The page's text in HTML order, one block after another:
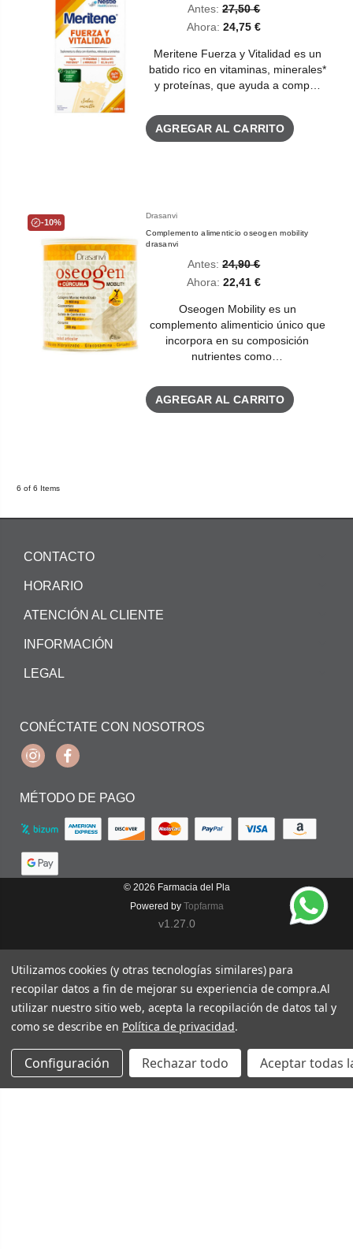
Ahora: 24,75 €
Antes: 27,50 €
Meritene Fuerza y Vitalidad es un
batido rico en vitaminas, minerales*
y proteínas, que ayuda a comp…
AGREGAR AL CARRITO
-10%
Drasanvi
Complemento alimenticio oseogen mobility
drasanvi
Ahora: 22,41 €
Antes: 24,90 €
Oseogen Mobility es un
complemento alimenticio único que
incorpora en su composición
nutrientes como…
AGREGAR AL CARRITO
6 of 6 Items
CONTACTO
HORARIO
ATENCIÓN AL CLIENTE
INFORMACIÓN
LEGAL
CONÉCTATE CON NOSOTROS
InstagramFacebook
MÉTODO DE PAGO
© 2026 Farmacia del Pla
Powered by Topfarma
v1.27.0
Utilizamos cookies (y otras tecnologías similares) para
recopilar datos a fin de mejorar su experiencia de compra.Al
utilizar nuestro sitio web, acepta la recopilación de datos tal y
como se describe en Política de privacidad.
Configuración Rechazar todo Aceptar todas